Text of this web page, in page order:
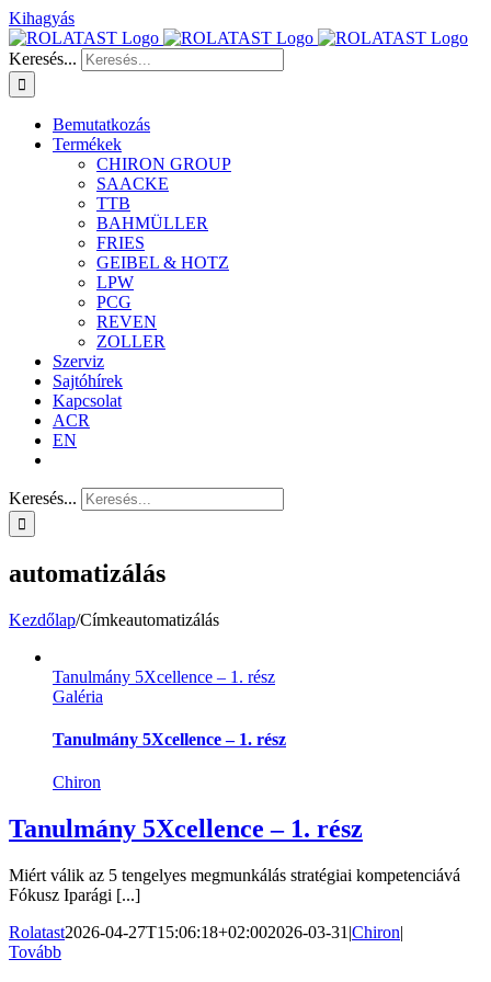
Kihagyás
Keresés...
Bemutatkozás
Termékek
CHIRON GROUP
SAACKE
TTB
BAHMÜLLER
FRIES
GEIBEL & HOTZ
LPW
PCG
REVEN
ZOLLER
Szerviz
Sajtóhírek
Kapcsolat
ACR
EN
Keresés...
automatizálás
Kezdőlap/Címkeautomatizálás
Tanulmány 5Xcellence – 1. rész
Galéria
Tanulmány 5Xcellence – 1. rész
Chiron
Tanulmány 5Xcellence – 1. rész
Miért válik az 5 tengelyes megmunkálás stratégiai kompetenciává
Fókusz Iparági [...]
Rolatast2026-04-27T15:06:18+02:002026-03-31 |Chiron|
Tovább